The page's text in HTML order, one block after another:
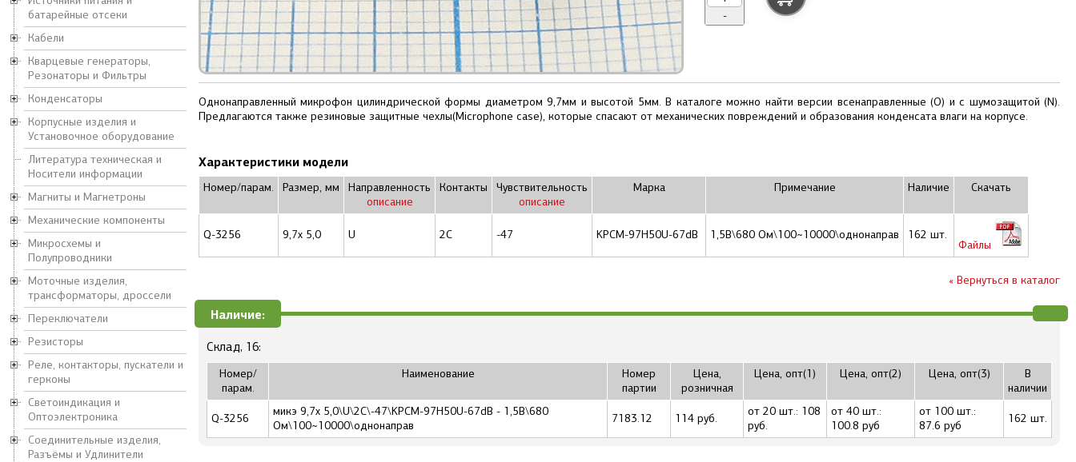
батарейные отсеки
Кабели
Кварцевые генераторы,
Резонаторы и Фильтры
Конденсаторы
Корпусные изделия и
Установочное оборудование
Литература техническая и
Носители информации
Магниты и Магнетроны
Механические компоненты
Микросхемы и
Полупроводники
Моточные изделия,
трансформаторы, дроссели
Переключатели
Резисторы
Реле, контакторы, пускатели и
герконы
Светоиндикация и
Оптоэлектроника
Соединительные изделия,
Разъёмы и Удлинители
-
Однонаправленный микрофон цилиндрической формы диаметром 9,7мм и высотой 5мм. В каталоге можно найти версии всенаправленные (O) и с шумозащитой (N).
Предлагаются также резиновые защитные чехлы(Microphone case), которые спасают от механических повреждений и образования конденсата влаги на корпусе.
Характеристики модели
Номер/парам. Размер, мм
Направленность
описание
Контакты
Чувствительность
описание
Марка Примечание Наличие Скачать
Q-3256 9,7x 5,0 U 2C -47 KPCM-97H50U-67dB 1,5В\680 Ом\100~10000\однонаправ 162 шт.
Файлы
« Вернуться в каталог
Наличие:
Склад, 16:
Номер/
парам.
Наименование
Номер
партии
Цена,
розничная
Цена, опт(1) Цена, опт(2) Цена, опт(3)
В
наличии
Q-3256
микэ 9,7x 5,0\U\2C\-47\KPCM-97H50U-67dB - 1,5В\680
Ом\100~10000\однонаправ
7183.12 114 руб.
от 20 шт.: 108
руб.
от 40 шт.:
100.8 руб
от 100 шт.:
87.6 руб
162 шт.